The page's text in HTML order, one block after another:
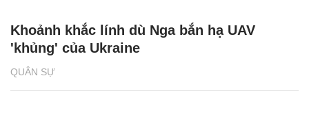
QUÂN SỰ
Khoảnh khắc lính dù Nga bắn hạ UAV
'khủng' của Ukraine